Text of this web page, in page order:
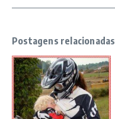
Postagens relacionadas